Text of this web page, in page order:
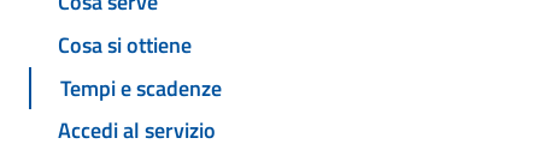
Cosa si ottiene
Tempi e scadenze
Accedi al servizio